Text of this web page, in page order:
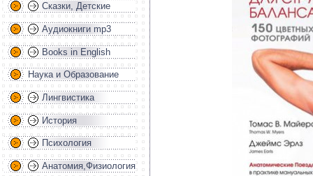
Сказки, Детские
Аудиокниги mp3
Books in English
Наука и Образование
Лингвистика
История
Психология
Анатомия,Физиология